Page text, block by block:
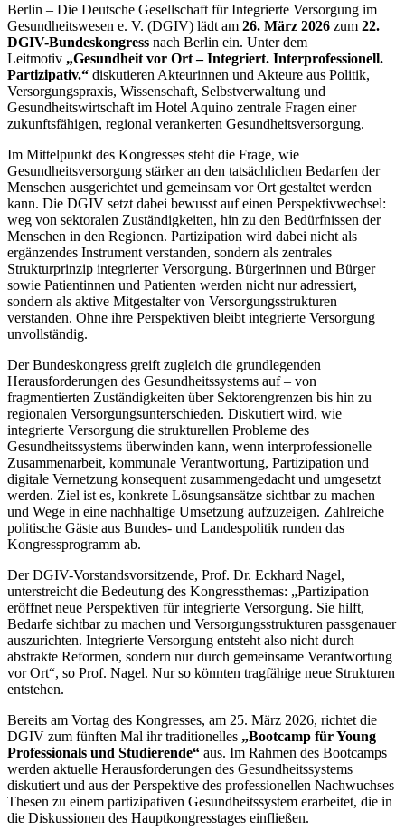
Berlin – Die Deutsche Gesellschaft für Integrierte Versorgung im
Gesundheitswesen e. V. (DGIV) lädt am 26. März 2026 zum 22.
DGIV-Bundeskongress nach Berlin ein. Unter dem
Leitmotiv „Gesundheit vor Ort – Integriert. Interprofessionell.
Partizipativ.“ diskutieren Akteurinnen und Akteure aus Politik,
Versorgungspraxis, Wissenschaft, Selbstverwaltung und
Gesundheitswirtschaft im Hotel Aquino zentrale Fragen einer
zukunftsfähigen, regional verankerten Gesundheitsversorgung.
Im Mittelpunkt des Kongresses steht die Frage, wie
Gesundheitsversorgung stärker an den tatsächlichen Bedarfen der
Menschen ausgerichtet und gemeinsam vor Ort gestaltet werden
kann. Die DGIV setzt dabei bewusst auf einen Perspektivwechsel:
weg von sektoralen Zuständigkeiten, hin zu den Bedürfnissen der
Menschen in den Regionen. Partizipation wird dabei nicht als
ergänzendes Instrument verstanden, sondern als zentrales
Strukturprinzip integrierter Versorgung. Bürgerinnen und Bürger
sowie Patientinnen und Patienten werden nicht nur adressiert,
sondern als aktive Mitgestalter von Versorgungsstrukturen
verstanden. Ohne ihre Perspektiven bleibt integrierte Versorgung
unvollständig.
Der Bundeskongress greift zugleich die grundlegenden
Herausforderungen des Gesundheitssystems auf – von
fragmentierten Zuständigkeiten über Sektorengrenzen bis hin zu
regionalen Versorgungsunterschieden. Diskutiert wird, wie
integrierte Versorgung die strukturellen Probleme des
Gesundheitssystems überwinden kann, wenn interprofessionelle
Zusammenarbeit, kommunale Verantwortung, Partizipation und
digitale Vernetzung konsequent zusammengedacht und umgesetzt
werden. Ziel ist es, konkrete Lösungsansätze sichtbar zu machen
und Wege in eine nachhaltige Umsetzung aufzuzeigen. Zahlreiche
politische Gäste aus Bundes- und Landespolitik runden das
Kongressprogramm ab.
Der DGIV-Vorstandsvorsitzende, Prof. Dr. Eckhard Nagel,
unterstreicht die Bedeutung des Kongressthemas: „Partizipation
eröffnet neue Perspektiven für integrierte Versorgung. Sie hilft,
Bedarfe sichtbar zu machen und Versorgungsstrukturen passgenauer
auszurichten. Integrierte Versorgung entsteht also nicht durch
abstrakte Reformen, sondern nur durch gemeinsame Verantwortung
vor Ort“, so Prof. Nagel. Nur so könnten tragfähige neue Strukturen
entstehen.
Bereits am Vortag des Kongresses, am 25. März 2026, richtet die
DGIV zum fünften Mal ihr traditionelles „Bootcamp für Young
Professionals und Studierende“ aus. Im Rahmen des Bootcamps
werden aktuelle Herausforderungen des Gesundheitssystems
diskutiert und aus der Perspektive des professionellen Nachwuchses
Thesen zu einem partizipativen Gesundheitssystem erarbeitet, die in
die Diskussionen des Hauptkongresstages einfließen.